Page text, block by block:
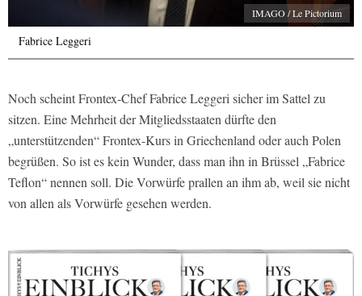
IMAGO / Le Pictorium
Fabrice Leggeri
Noch scheint Frontex-Chef Fabrice Leggeri sicher im Sattel zu
sitzen. Eine Mehrheit der Mitgliedsstaaten dürfte den
„unterstützenden“ Frontex-Kurs in Griechenland oder auch Polen
begrüßen. So ist es kein Wunder, dass man ihn in Brüssel „Fabrice
Teflon“ nennen soll. Die Vorwürfe prallen an ihm ab, weil sie nicht
von allen als Vorwürfe gesehen werden.